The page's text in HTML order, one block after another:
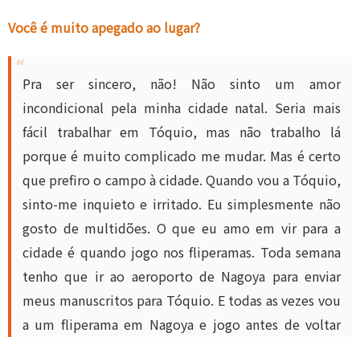
Você é muito apegado ao lugar?
Pra ser sincero, não! Não sinto um amor
incondicional pela minha cidade natal. Seria mais
fácil trabalhar em Tóquio, mas não trabalho lá
porque é muito complicado me mudar. Mas é certo
que prefiro o campo à cidade. Quando vou a Tóquio,
sinto-me inquieto e irritado. Eu simplesmente não
gosto de multidões. O que eu amo em vir para a
cidade é quando jogo nos fliperamas. Toda semana
tenho que ir ao aeroporto de Nagoya para enviar
meus manuscritos para Tóquio. E todas as vezes vou
a um fliperama em Nagoya e jogo antes de voltar